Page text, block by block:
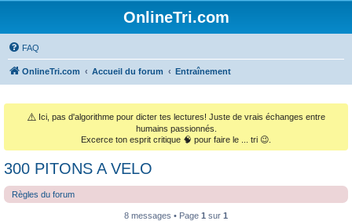
OnlineTri.com
FAQ
OnlineTri.com Accueil du forum Entraînement
⚠️ Ici, pas d'algorithme pour dicter tes lectures! Juste de vrais échanges entre
humains passionnés.
Excerce ton esprit critique 🧠 pour faire le ... tri 😉.
300 PITONS A VELO
Règles du forum
8 messages • Page 1 sur 1